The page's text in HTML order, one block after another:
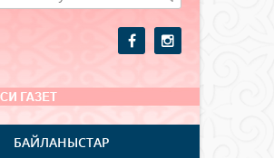
БАЙЛАНЫСТАР